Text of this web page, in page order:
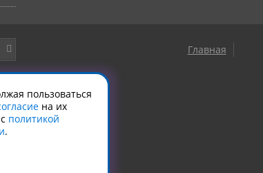
Главная
пользоваться
на их
политикой
.